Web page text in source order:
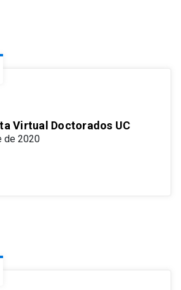
Virtual Doctorados UC
de 2020